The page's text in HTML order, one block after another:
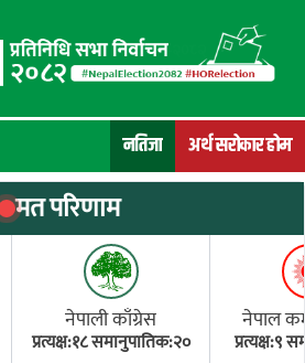
नतिजा अर्थ सरोकार होम
मत परिणाम
नेपाली काँग्रेस
प्रत्यक्ष:१८ समानुपातिक:२०
नेपाल
प्रत्यक्ष:९